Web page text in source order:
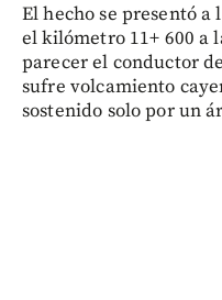
El hecho se presentó a
el kilómetro 11+ 600 a
parecer el conductor
sufre volcamiento
sostenido solo por un